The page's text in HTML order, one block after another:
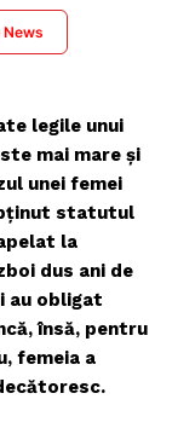
News
legile unui
mai mare și
unei femei
statutul
la
dus ani de
au obligat
însă, pentru
femeia a